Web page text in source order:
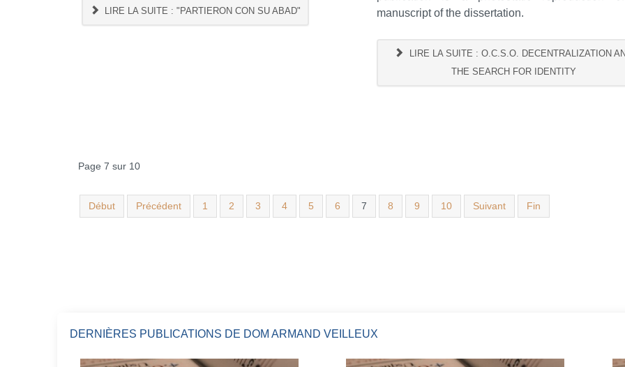
LIRE LA SUITE : "PARTIERON CON SU ABAD"
manuscript of the dissertation.
LIRE LA SUITE : O.C.S.O. DECENTRALIZATION
THE SEARCH FOR IDENTITY
Page 7 sur 10
Début Précédent 1 2 3 4 5 6 7 8 9 10 Suivant Fin
DERNIÈRES PUBLICATIONS DE DOM ARMAND VEILLEUX